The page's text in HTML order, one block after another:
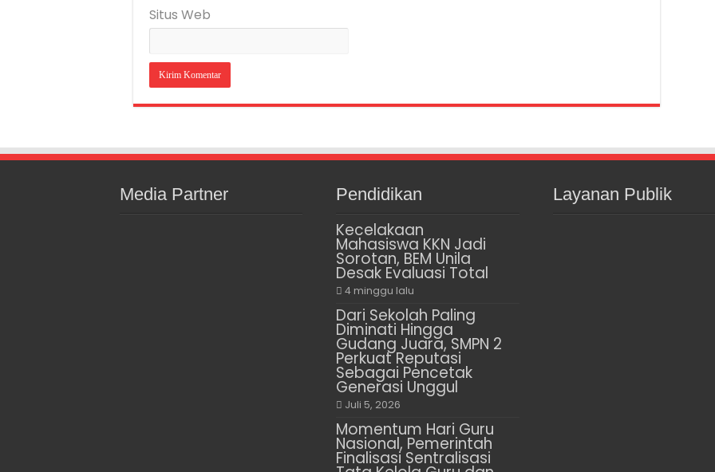
Situs Web
Media Partner Pendidikan
Kecelakaan
Mahasiswa KKN Jadi
Sorotan, BEM Unila
Desak Evaluasi Total
4 minggu lalu
Dari Sekolah Paling
Diminati Hingga
Gudang Juara, SMPN 2
Perkuat Reputasi
Sebagai Pencetak
Generasi Unggul
Juli 5, 2026
Momentum Hari Guru
Nasional, Pemerintah
Finalisasi Sentralisasi
Layanan Publik